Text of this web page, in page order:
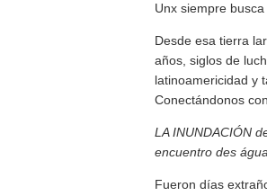
Unx siempre
Desde esa tierra
años, siglos de
latinoamericidad y
Conectándonos
LA INUNDACIÓN
encuentro des
Fueron días